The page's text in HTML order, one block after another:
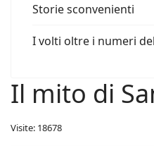
Storie sconvenienti
I volti oltre i numeri
Il mito di
Visite: 18678